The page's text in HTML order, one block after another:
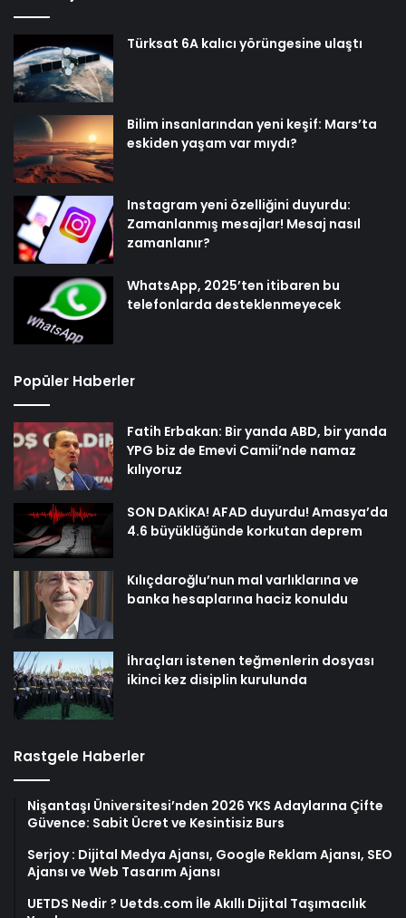
Türksat 6A kalıcı yörüngesine ulaştı
Bilim insanlarından yeni keşif: Mars’ta
eskiden yaşam var mıydı?
Instagram yeni özelliğini duyurdu:
Zamanlanmış mesajlar! Mesaj nasıl
zamanlanır?
WhatsApp, 2025’ten itibaren bu
telefonlarda desteklenmeyecek
Popüler Haberler
Fatih Erbakan: Bir yanda ABD, bir yanda
YPG biz de Emevi Camii’nde namaz
kılıyoruz
SON DAKİKA! AFAD duyurdu! Amasya’da
4.6 büyüklüğünde korkutan deprem
Kılıçdaroğlu’nun mal varlıklarına ve
banka hesaplarına haciz konuldu
İhraçları istenen teğmenlerin dosyası
ikinci kez disiplin kurulunda
Rastgele Haberler
Nişantaşı Üniversitesi’nden 2026 YKS Adaylarına Çifte
Güvence: Sabit Ücret ve Kesintisiz Burs
Serjoy : Dijital Medya Ajansı, Google Reklam Ajansı, SEO
Ajansı ve Web Tasarım Ajansı
UETDS Nedir ? Uetds.com İle Akıllı Dijital Taşımacılık